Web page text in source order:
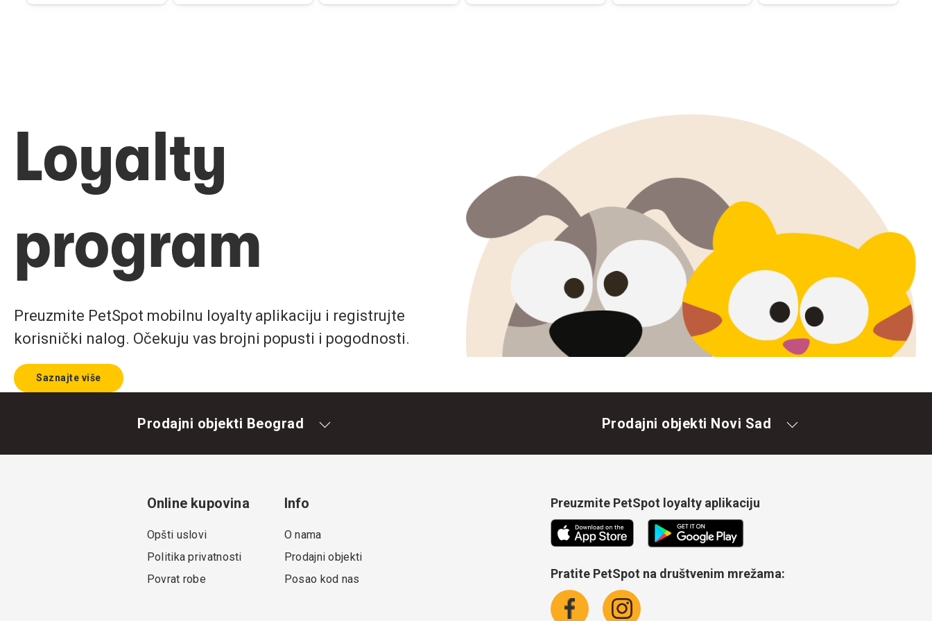
Loyalty
program
Preuzmite PetSpot mobilnu loyalty aplikaciju i registrujte
korisnički nalog. Očekuju vas brojni popusti i pogodnosti.
Saznajte više
Prodajni objekti Beograd Prodajni objekti Novi Sad
Online kupovina
Opšti uslovi
Politika privatnosti
Povrat robe
Info
O nama
Prodajni objekti
Posao kod nas
Preuzmite PetSpot loyalty aplikaciju
Pratite PetSpot na društvenim mrežama: